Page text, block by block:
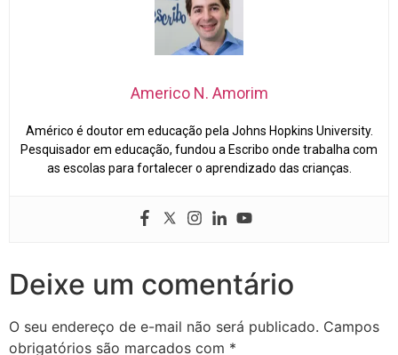
Americo N. Amorim
Américo é doutor em educação pela Johns Hopkins University.
Pesquisador em educação, fundou a Escribo onde trabalha com
as escolas para fortalecer o aprendizado das crianças.
Deixe um comentário
O seu endereço de e-mail não será publicado. Campos
obrigatórios são marcados com *